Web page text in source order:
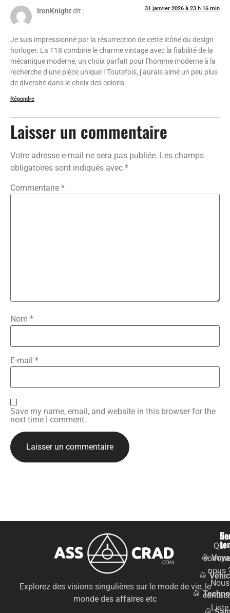
IronKnightdit : 31 janvier 2026 à 23 h 16 min
Je suis impressionné par la résurrection de cette icône du design
horloger. La T18 combine le charme vintage avec la fiabilité de la
mécanique moderne, un choix parfait pour l’homme moderne à la
recherche d’une pièce unique ! Toutefois, j’aurais aimé un peu plus
de diversité dans le choix des coloris.
Répondre
Laisser un commentaire
Votre adresse e-mail ne sera pas publiée. Les champs
obligatoires sont indiqués avec *
Commentaire *
Nom *
E-mail *
Save my name, email, and website in this browser for the
next time I comment.
Explorez des visions singulières sur le mode de vie, le
monde des affaires etc
Qui
nous
Nous
Liste